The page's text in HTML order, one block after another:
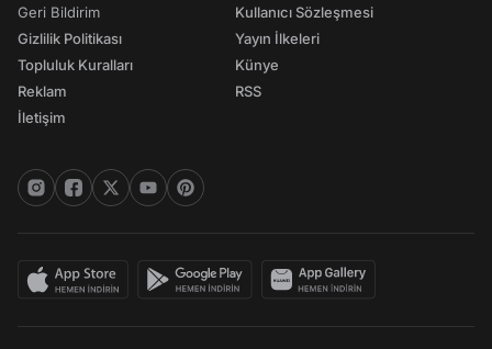
Geri Bildirim
Gizlilik Politikası
Topluluk Kuralları
Reklam
İletişim
Kullanıcı Sözleşmesi
Yayın İlkeleri
Künye
RSS